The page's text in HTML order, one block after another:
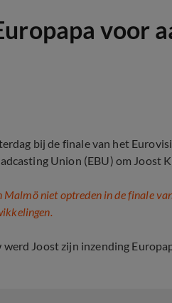
voor
bij de finale van het
Union (EBU) om Joost
niet optreden in de finale
Joost zijn inzending
op diskwalificatie